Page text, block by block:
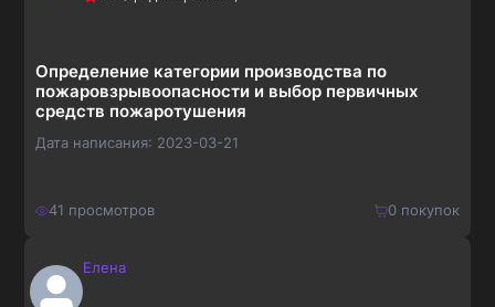
Определение категории производства по
пожаровзрывоопасности и выбор первичных
средств пожаротушения
Дата написания: 2023-03-21
41 просмотров 0покупок
300 ₽Елена